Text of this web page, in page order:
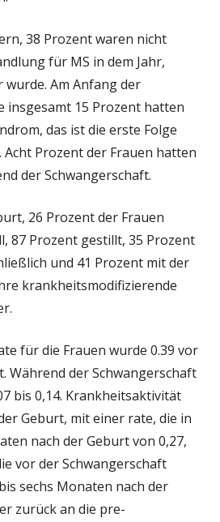
38 Prozent waren nicht
für MS in dem Jahr,
wurde. Am Anfang der
insgesamt 15 Prozent hatten
das ist die erste Folge
Acht Prozent der Frauen hatten
der Schwangerschaft.
26 Prozent der Frauen
87 Prozent gestillt, 35 Prozent
und 41 Prozent mit der
krankheitsmodifizierende
für die Frauen wurde 0.39 vor
Während der Schwangerschaft
bis 0,14. Krankheitsaktivität
Geburt, mit einer rate, die in
nach der Geburt von 0,27,
vor der Schwangerschaft
sechs Monaten nach der
zurück an die pre-